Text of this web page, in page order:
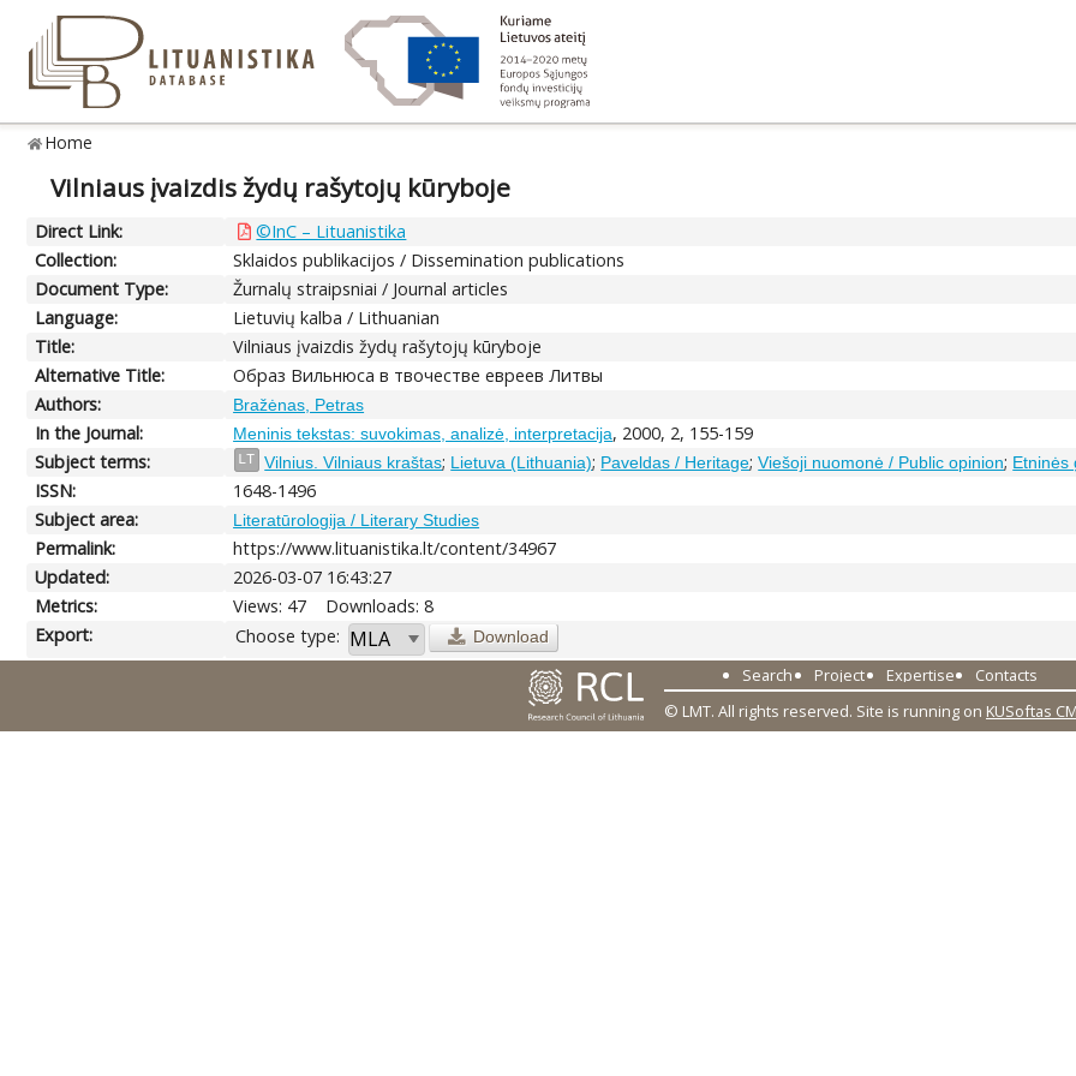
Home
Vilniaus įvaizdis žydų rašytojų kūryboje
Direct Link:
©InC – Lituanistika
Collection:
Sklaidos publikacijos / Dissemination publications
Document Type:
Žurnalų straipsniai / Journal articles
Language:
Lietuvių kalba / Lithuanian
Title:
Vilniaus įvaizdis žydų rašytojų kūryboje
Alternative Title:
Образ Вильнюса в твочестве евреев Литвы
Authors:
Bražėnas, Petras
In the Journal: Meninis tekstas: suvokimas, analizė, interpretacija, 2000, 2, 155-159
Subject terms:
LT Vilnius. Vilniaus kraštas; Lietuva (Lithuania); Paveldas / Heritage;Viešoji nuomonė / Public opinion; Etninės
ISSN:
1648-1496
Subject area:
Literatūrologija / Literary Studies
Permalink:
https://www.lituanistika.lt/content/34967
Updated:
2026-03-07 16:43:27
Metrics:
Views: 47
Downloads: 8
Export:
Choose type: Download
Search Project Expertise
Contacts
© LMT. All rights reserved. Site is running on KUSoftas